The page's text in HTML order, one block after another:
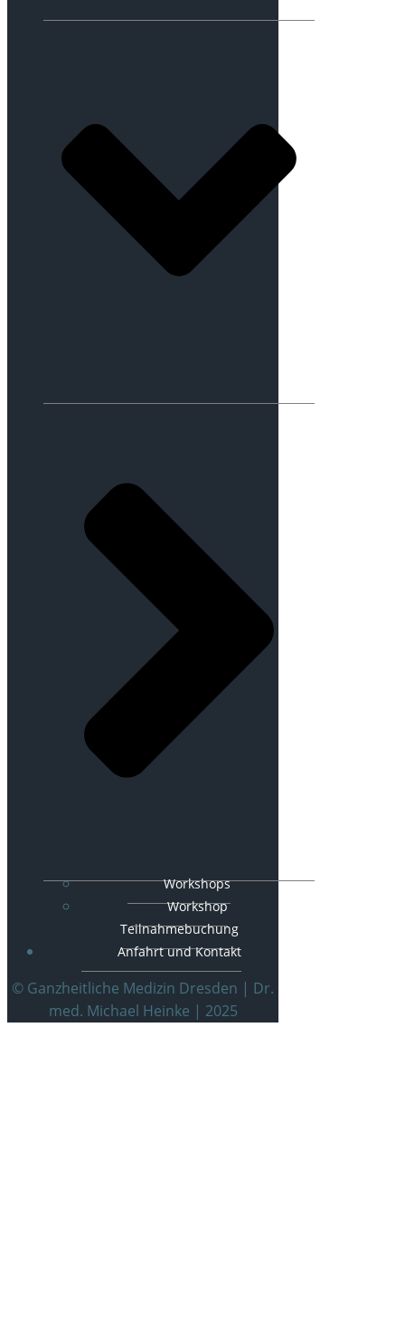
Workshops
Workshop
Teilnahmebuchung
Anfahrt und Kontakt
© Ganzheitliche Medizin Dresden | Dr.
med. Michael Heinke | 2025